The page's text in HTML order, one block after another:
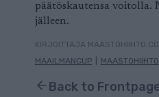
päätöskautensa voitolla.
jälleen.
KIRJOITTAJA
MAAILMANCUP
MAASTOHIIHTO
Back to